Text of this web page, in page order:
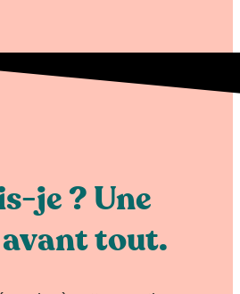
je ? Une
tout.